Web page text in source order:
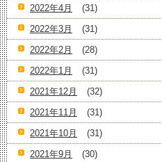
2022年4月
(31)
2022年3月
(31)
2022年2月
(28)
2022年1月
(31)
2021年12月
(32)
2021年11月
(31)
2021年10月
(31)
2021年9月
(30)